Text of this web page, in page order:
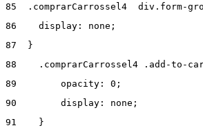
85
.comprarCarrossel4  div.form-
86
    display: none;
87
  }
88
.comprarCarrossel4 .add-to-
89
        opacity: 0;
90
        display: none;
91
    }